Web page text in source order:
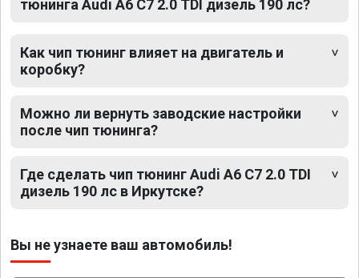
тюнинга Audi A6 C7 2.0 TDI дизель 190 лс?
Как чип тюнинг влияет на двигатель и
коробку?
Можно ли вернуть заводские настройки
после чип тюнинга?
Где сделать чип тюнинг Audi A6 C7 2.0 TDI
дизель 190 лс в Иркутске?
Вы не узнаете ваш автомобиль!